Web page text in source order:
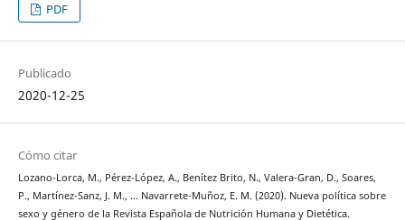
PDF
Publicado
2020-12-25
Cómo citar
Lozano-Lorca, M., Pérez-López, A., Benítez Brito, N., Valera-Gran, D., Soares,
P., Martínez-Sanz, J. M., … Navarrete-Muñoz, E. M. (2020). Nueva política sobre
sexo y género de la Revista Española de Nutrición Humana y Dietética.